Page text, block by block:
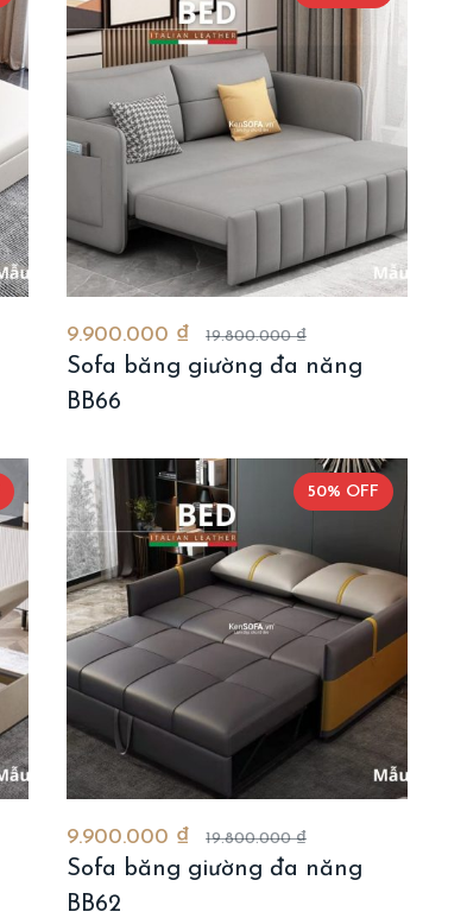
9.900.000 ₫ 19.800.000 ₫
Sofa băng giường đa năng
BB66
50% OFF
9.900.000 ₫ 19.800.000 ₫
Sofa băng giường đa năng
BB62